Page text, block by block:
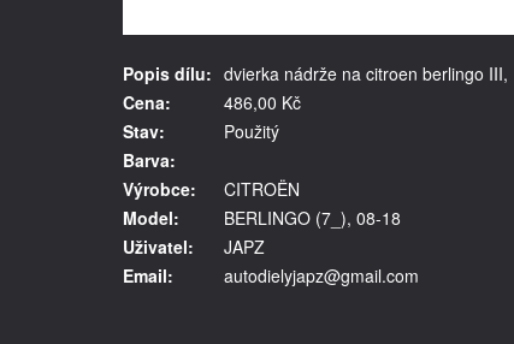
Popis dílu: dvierka nádrže na citroen berlingo III,
Cena:
486,00 Kč
Stav:
Použitý
Barva:
Výrobce:
CITROËN
Model:
BERLINGO (7_), 08-18
Uživatel:
JAPZ
Email:
autodielyjapz@gmail.com